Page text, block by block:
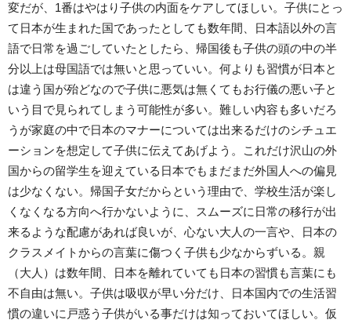
変だが、1番はやはり子供の内面をケアしてほしい。子供にとっ
て日本が生まれた国であったとしても数年間、日本語以外の言
語で日常を過ごしていたとしたら、帰国後も子供の頭の中の半
分以上は母国語では無いと思っていい。何よりも習慣が日本と
は違う国が殆どなので子供に悪気は無くてもお行儀の悪い子と
いう目で見られてしまう可能性が多い。難しい内容も多いだろ
うが家庭の中で日本のマナーについては出来るだけのシチュエ
ーションを想定して子供に伝えてあげよう。これだけ沢山の外
国からの留学生を迎えている日本でもまだまだ外国人への偏見
は少なくない。帰国子女だからという理由で、学校生活が楽し
くなくなる方向へ行かないように、スムーズに日常の移行が出
来るような配慮があれば良いが、心ない大人の一言や、日本の
クラスメイトからの言葉に傷つく子供も少なからずいる。親
（大人）は数年間、日本を離れていても日本の習慣も言葉にも
不自由は無い。子供は吸収が早い分だけ、日本国内での生活習
慣の違いに戸惑う子供がいる事だけは知っておいてほしい。仮